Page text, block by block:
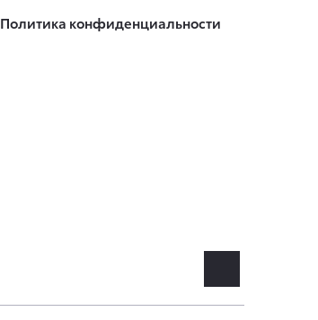
Политика конфиденциальности